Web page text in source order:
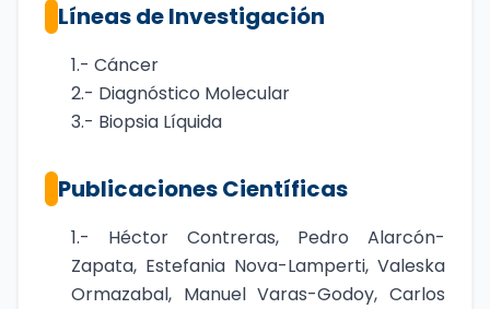
Líneas de Investigación
1.- Cáncer
2.- Diagnóstico Molecular
3.- Biopsia Líquida
Publicaciones Científicas
1.- Héctor Contreras, Pedro Alarcón-
Zapata, Estefania Nova-Lamperti, Valeska
Ormazabal, Manuel Varas-Godoy, Carlos